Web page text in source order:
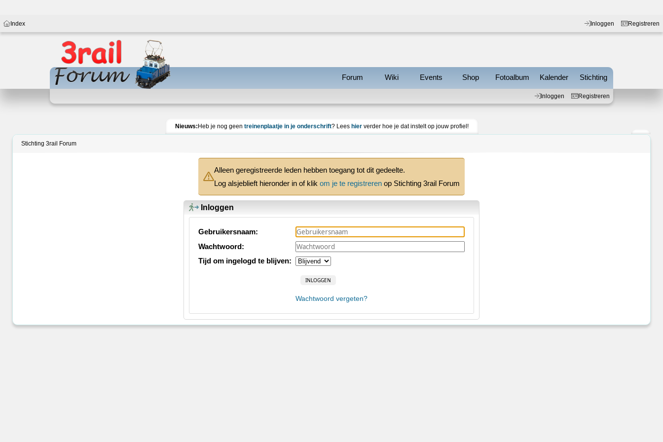
Forum Wiki Events Shop Fotoalbum Kalender Stichting
Inloggen Registreren
Index Inloggen Registreren
Nieuws: Heb je nog geen treinenplaatje in je onderschrift? Lees hierverder hoe je dat instelt op jouw profiel!
Stichting 3rail Forum
Alleen geregistreerde leden hebben toegang tot dit gedeelte.
Log alsjeblieft hieronder in of klik om je te registreren op Stichting 3rail Forum
Inloggen
Gebruikersnaam:
Wachtwoord:
Tijd om ingelogd te blijven:
Wachtwoord vergeten?